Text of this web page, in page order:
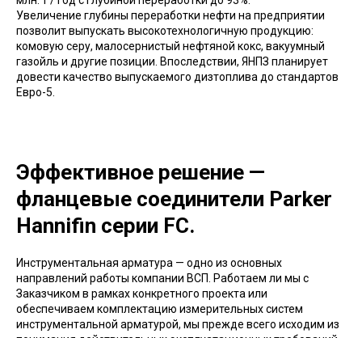
Увеличение глубины переработки нефти на предприятии
позволит выпускать высокотехнологичную продукцию:
комовую серу, малосернистый нефтяной кокс, вакуумный
газойль и другие позиции. Впоследствии, ЯНПЗ планирует
довести качество выпускаемого дизтоплива до стандартов
Евро-5.
Эффективное решение —
фланцевые соединители Parker
Hannifin серии FC.
Инструментальная арматура — одно из основных
направлений работы компании ВСП. Работаем ли мы с
Заказчиком в рамках конкретного проекта или
обеспечиваем комплектацию измерительных систем
инструментальной арматурой, мы прежде всего исходим из